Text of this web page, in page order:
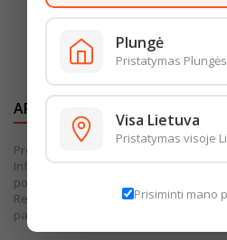
LIKO ŠIANDIENAI
APRAŠYMAS
Prekės išvaizda gali šiek tiek skirtis
Informacija, kurią pateikiame
pobūdžio. Išsamesnė informacija
Rekomenduojame vadovautis
pakuotės.
Plungė
Pristatymas
Visa Lietuva
Pristatymas visoje
Prisiminti mano